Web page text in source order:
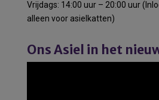
Vrijdags: 14:00 uur – 20:00 uur
alleen voor asielkatten)
Ons Asiel in het